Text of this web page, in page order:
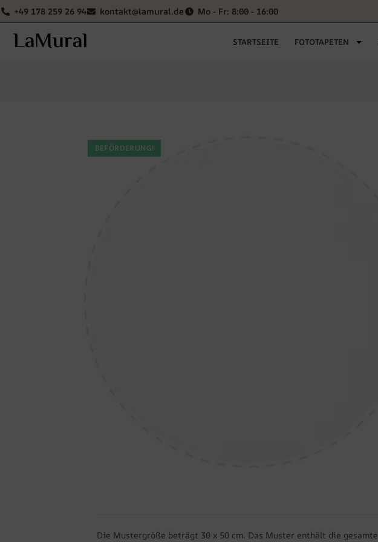
+49 178 259 26 94 kontakt@lamural.de Mo - Fr: 8:00 - 16:00
STARTSEITE FOTOTAPETEN
BEFÖRDERUNG!
Die Mustergröße beträgt 30 x 50 cm. Das Muster enthält die gesamte